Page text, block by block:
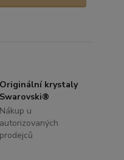
Originální krystaly
Swarovski®
Nákup u
autorizovaných
prodejců